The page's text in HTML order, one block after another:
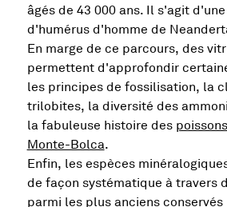
âgés de 43 000 ans. Il s'agit
d'humérus d'homme de
En marge de ce parcours, des
permettent d'approfondir
les principes de fossilisation, la
trilobites, la diversité des
la fabuleuse histoire des
Monte-Bolca.
Enfin, les espèces
de façon systématique à travers
parmi les plus anciens